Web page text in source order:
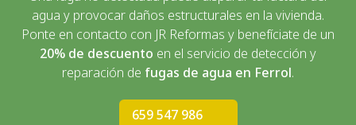
agua y provocar daños estructurales en la vivienda.
Ponte en contacto con JR Reformas y benefíciate de un
20% de descuento en el servicio de detección y
reparación de fugas de agua en Ferrol.
659 547 986